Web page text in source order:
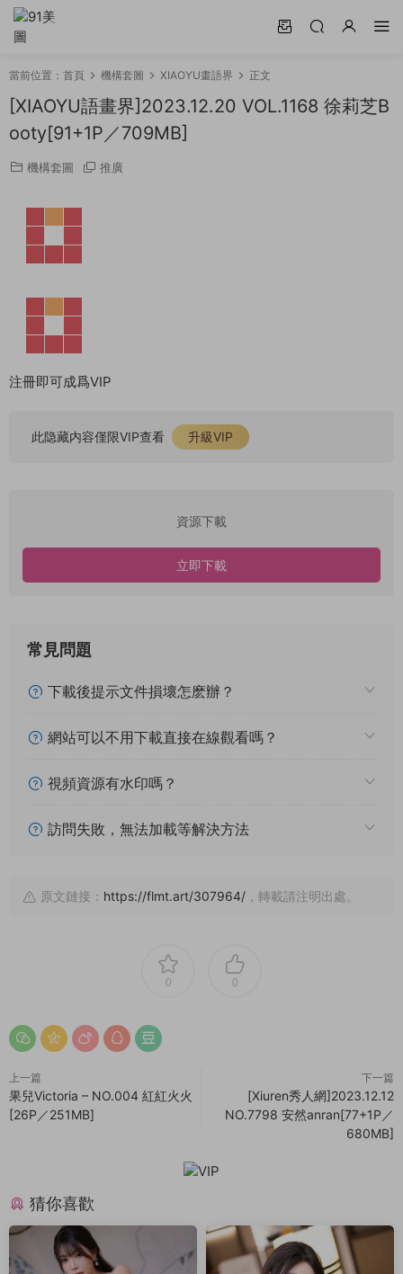
當前位置： 首頁 機構套圖 XIAOYU畫語界 正文
[XIAOYU語畫界]2023.12.20 VOL.1168 徐莉芝B
ooty[91+1P／709MB]
機構套圖 推廣
注冊即可成爲VIP
此隐藏内容僅限VIP查看 升級VIP
資源下載
立即下載
常見問題
下載後提示文件損壞怎麽辦？
網站可以不用下載直接在線觀看嗎？
視頻資源有水印嗎？
訪問失敗，無法加載等解決方法
原文鏈接： https://flmt.art/307964/ ，轉載請注明出處。
0 0
上一篇
果兒Victoria – NO.004 紅紅火火
[26P／251MB]
下一篇
[Xiuren秀人網]2023.12.12
NO.7798 安然anran[77+1P／
680MB]
猜你喜歡